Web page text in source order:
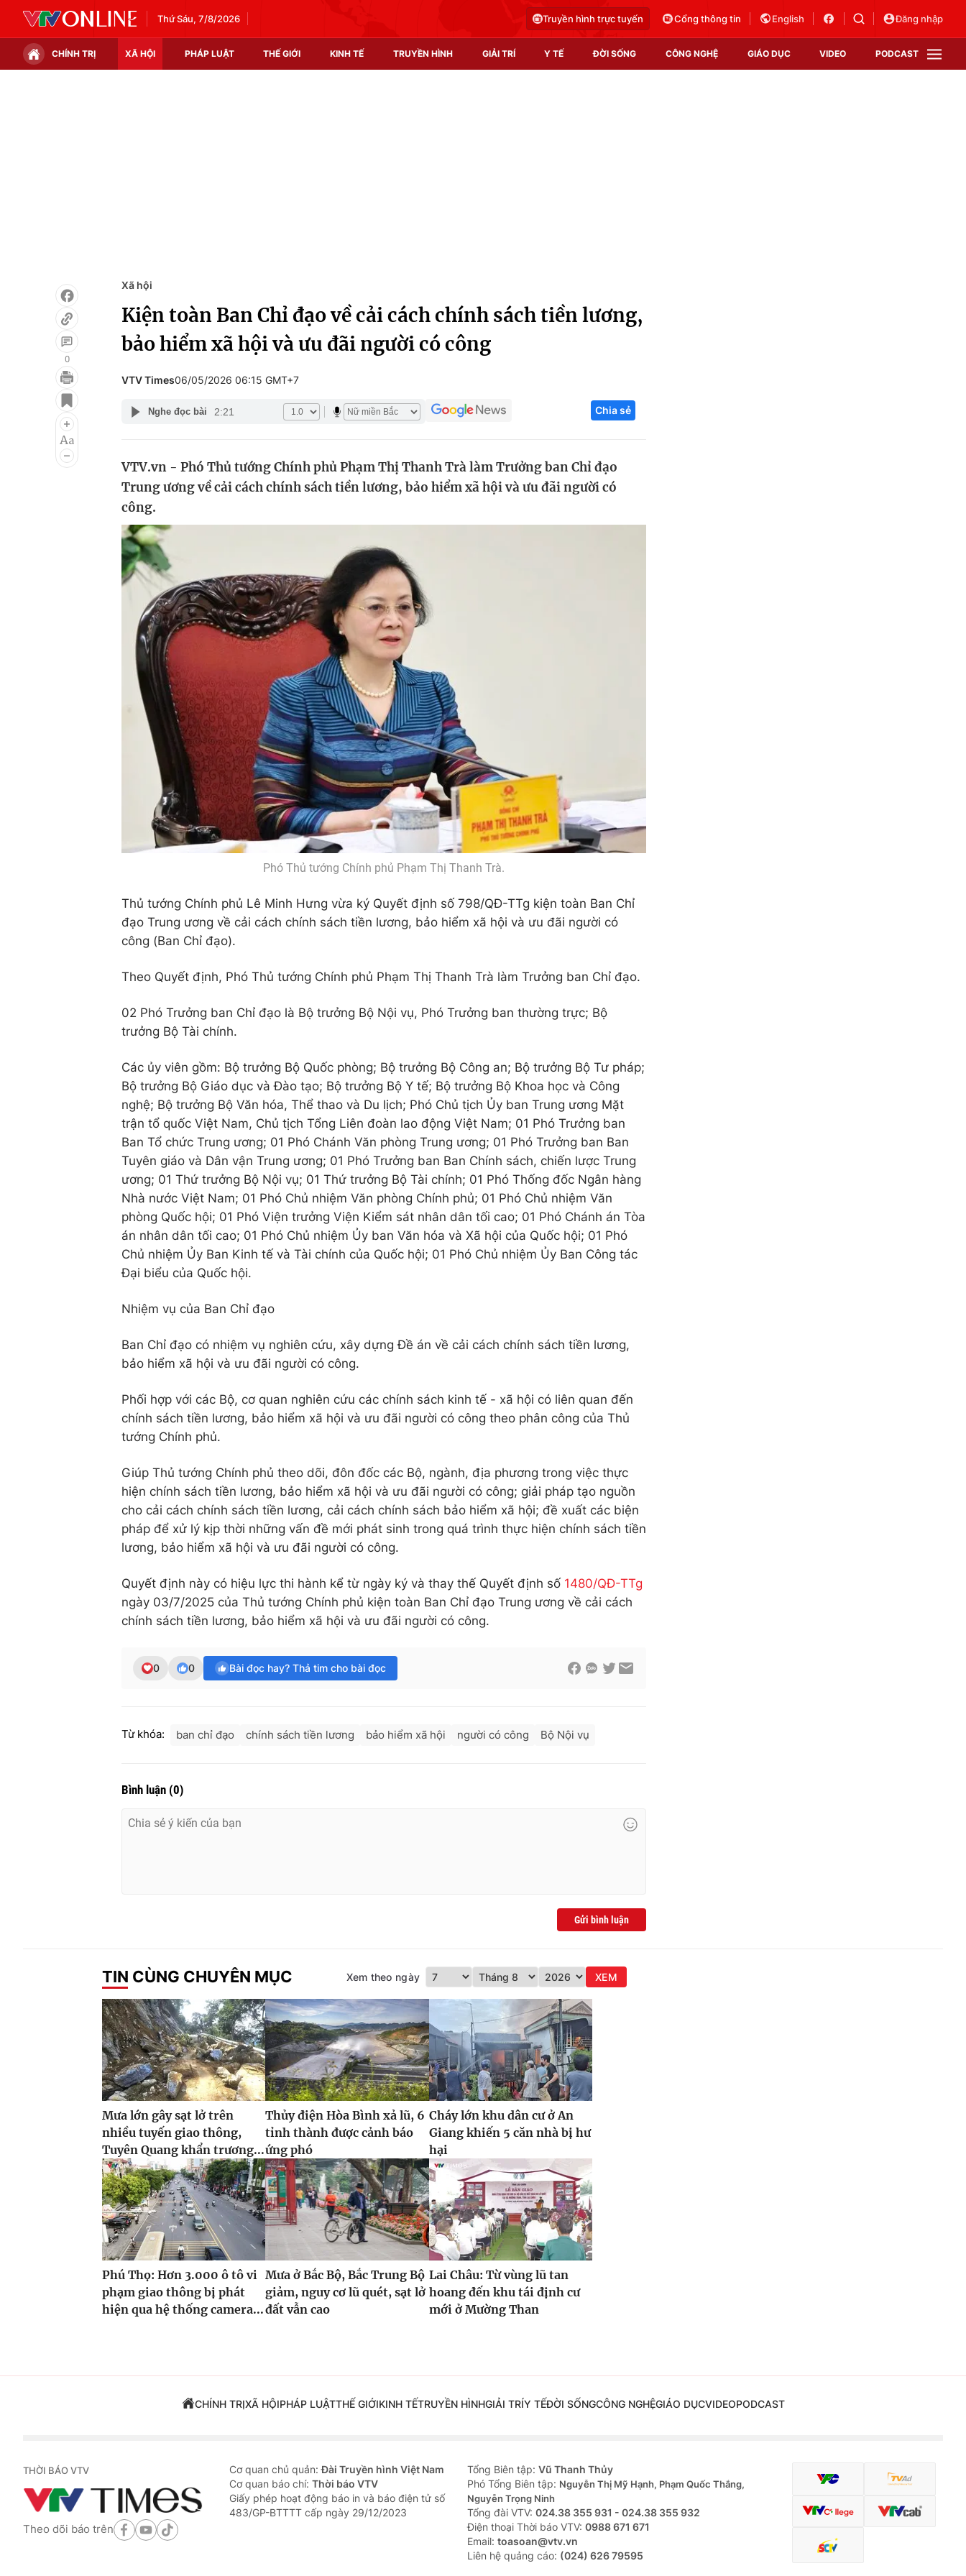
Thứ Sáu, 7/8/2026 Truyền hình trực tuyến Cổng thông tin English Đăng nhập
CHÍNH TRỊ XÃ HỘI PHÁP LUẬT THẾ GIỚI KINH TẾ TRUYỀN HÌNH GIẢI TRÍ Y TẾ ĐỜI SỐNG CÔNG NGHỆ GIÁO DỤC VIDEO PODCAST
Infographic
Điện ảnh
Âm nhạc
Du lịch
Chất lượng cuộc sống
Tuyển sinh
Hitech Công nghệ tương lai
Thị trường
0
Xã hội
Kiện toàn Ban Chỉ đạo về cải cách chính sách tiền lương,
bảo hiểm xã hội và ưu đãi người có công
VTV Times06/05/2026 06:15 GMT+7
Nghe đọc bài 2:21 Chia sẻ
VTV.vn - Phó Thủ tướng Chính phủ Phạm Thị Thanh Trà làm Trưởng ban Chỉ đạo
Trung ương về cải cách chính sách tiền lương, bảo hiểm xã hội và ưu đãi người có
công.
Phó Thủ tướng Chính phủ Phạm Thị Thanh Trà.
Thủ tướng Chính phủ Lê Minh Hưng vừa ký Quyết định số 798/QĐ-TTg kiện toàn Ban Chỉ
đạo Trung ương về cải cách chính sách tiền lương, bảo hiểm xã hội và ưu đãi người có
công (Ban Chỉ đạo).
Theo Quyết định, Phó Thủ tướng Chính phủ Phạm Thị Thanh Trà làm Trưởng ban Chỉ đạo.
02 Phó Trưởng ban Chỉ đạo là Bộ trưởng Bộ Nội vụ, Phó Trưởng ban thường trực; Bộ
trưởng Bộ Tài chính.
Các ủy viên gồm: Bộ trưởng Bộ Quốc phòng; Bộ trưởng Bộ Công an; Bộ trưởng Bộ Tư pháp;
Bộ trưởng Bộ Giáo dục và Đào tạo; Bộ trưởng Bộ Y tế; Bộ trưởng Bộ Khoa học và Công
nghệ; Bộ trưởng Bộ Văn hóa, Thể thao và Du lịch; Phó Chủ tịch Ủy ban Trung ương Mặt
trận tổ quốc Việt Nam, Chủ tịch Tổng Liên đoàn lao động Việt Nam; 01 Phó Trưởng ban
Ban Tổ chức Trung ương; 01 Phó Chánh Văn phòng Trung ương; 01 Phó Trưởng ban Ban
Tuyên giáo và Dân vận Trung ương; 01 Phó Trưởng ban Ban Chính sách, chiến lược Trung
ương; 01 Thứ trưởng Bộ Nội vụ; 01 Thứ trưởng Bộ Tài chính; 01 Phó Thống đốc Ngân hàng
Nhà nước Việt Nam; 01 Phó Chủ nhiệm Văn phòng Chính phủ; 01 Phó Chủ nhiệm Văn
phòng Quốc hội; 01 Phó Viện trưởng Viện Kiểm sát nhân dân tối cao; 01 Phó Chánh án Tòa
án nhân dân tối cao; 01 Phó Chủ nhiệm Ủy ban Văn hóa và Xã hội của Quốc hội; 01 Phó
Chủ nhiệm Ủy Ban Kinh tế và Tài chính của Quốc hội; 01 Phó Chủ nhiệm Ủy Ban Công tác
Đại biểu của Quốc hội.
Nhiệm vụ của Ban Chỉ đạo
Ban Chỉ đạo có nhiệm vụ nghiên cứu, xây dựng Đề án về cải cách chính sách tiền lương,
bảo hiểm xã hội và ưu đãi người có công.
Phối hợp với các Bộ, cơ quan nghiên cứu các chính sách kinh tế - xã hội có liên quan đến
chính sách tiền lương, bảo hiểm xã hội và ưu đãi người có công theo phân công của Thủ
tướng Chính phủ.
Giúp Thủ tướng Chính phủ theo dõi, đôn đốc các Bộ, ngành, địa phương trong việc thực
hiện chính sách tiền lương, bảo hiểm xã hội và ưu đãi người có công; giải pháp tạo nguồn
cho cải cách chính sách tiền lương, cải cách chính sách bảo hiểm xã hội; đề xuất các biện
pháp để xử lý kịp thời những vấn đề mới phát sinh trong quá trình thực hiện chính sách tiền
lương, bảo hiểm xã hội và ưu đãi người có công.
Quyết định này có hiệu lực thi hành kể từ ngày ký và thay thế Quyết định số 1480/QĐ-TTg
ngày 03/7/2025 của Thủ tướng Chính phủ kiện toàn Ban Chỉ đạo Trung ương về cải cách
chính sách tiền lương, bảo hiểm xã hội và ưu đãi người có công.
0 0 Bài đọc hay? Thả tim cho bài đọc
Từ khóa: ban chỉ đạo chính sách tiền lương bảo hiểm xã hội người có công Bộ Nội vụ
Bình luận (0)
Gửi bình luận
TIN CÙNG CHUYÊN MỤC Xem theo ngày XEM
Mưa lớn gây sạt lở trên
nhiều tuyến giao thông,
Tuyên Quang khẩn trương...
Thủy điện Hòa Bình xả lũ, 6
tỉnh thành được cảnh báo
ứng phó
Cháy lớn khu dân cư ở An
Giang khiến 5 căn nhà bị hư
hại
Phú Thọ: Hơn 3.000 ô tô vi
phạm giao thông bị phát
hiện qua hệ thống camera...
Mưa ở Bắc Bộ, Bắc Trung Bộ
giảm, nguy cơ lũ quét, sạt lở
đất vẫn cao
Lai Châu: Từ vùng lũ tan
hoang đến khu tái định cư
mới ở Mường Than
CHÍNH TRỊXÃ HỘIPHÁP LUẬTTHẾ GIỚIKINH TẾTRUYỀN HÌNHGIẢI TRÍY TẾĐỜI SỐNGCÔNG NGHỆGIÁO DỤCVIDEOPODCAST
THỜI BÁO VTV
Theo dõi báo trên
Cơ quan chủ quản:Đài Truyền hình Việt Nam
Cơ quan báo chí: Thời báo VTV
Giấy phép hoạt động báo in và báo điện tử số
483/GP-BTTTT cấp ngày 29/12/2023
Tổng Biên tập: Vũ Thanh Thủy
Phó Tổng Biên tập: Nguyễn Thị Mỹ Hạnh, Phạm Quốc Thắng,
Nguyễn Trọng Ninh
Tổng đài VTV: 024.38 355 931 - 024.38 355 932
Ðiện thoại Thời báo VTV: 0988 671 671
Email: toasoan@vtv.vn
Liên hệ quảng cáo: (024) 626 79595